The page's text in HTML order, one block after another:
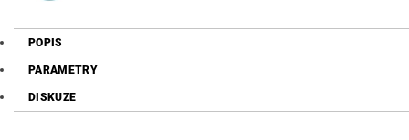
POPIS
PARAMETRY
DISKUZE